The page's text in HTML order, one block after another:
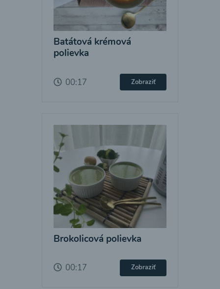
Batátová krémová
polievka
00:17 Zobraziť
Brokolicová polievka
00:17 Zobraziť